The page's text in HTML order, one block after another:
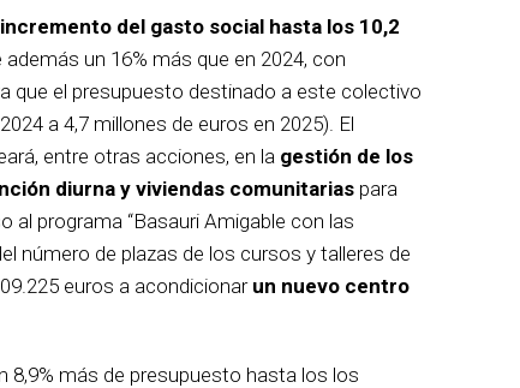
incremento del gasto social hasta los 10,2
un 16% más que en 2024, con
que el presupuesto destinado a este colectivo
a 4,7 millones de euros en 2025). El
entre otras acciones, en la gestión de los
diurna y viviendas comunitarias para
al programa “Basauri Amigable con las
número de plazas de los cursos y talleres de
euros a acondicionar un nuevo centro
8,9% más de presupuesto hasta los los